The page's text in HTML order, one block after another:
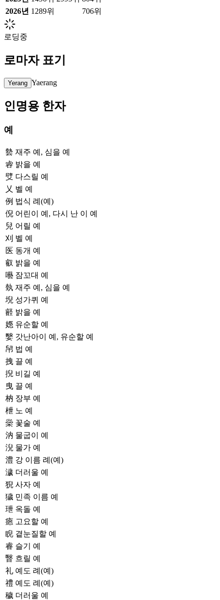
2026년 1289위 706위
로딩중
로마자 표기
Yerang Yaerang
인명용 한자
예
㙯 재주 예, 심을 예
䜭 밝을 예
䢃 다스릴 예
乂 벨 예
例 법식 례(예)
倪 어린이 예, 다시 난 이 예
兒 어릴 예
刈 벨 예
医 동개 예
叡 밝을 예
囈 잠꼬대 예
埶 재주 예, 심을 예
堄 성가퀴 예
壡 밝을 예
嫕 유순할 예
嫛 갓난아이 예, 유순할 예
帠 법 예
拽 끌 예
掜 비길 예
曳 끌 예
枘 장부 예
枻 노 예
橤 꽃술 예
汭 물굽이 예
淣 물가 예
澧 강 이름 례(예)
濊 더러울 예
猊 사자 예
獩 민족 이름 예
玴 옥돌 예
瘱 고요할 예
睨 곁눈질할 예
睿 슬기 예
瞖 흐릴 예
礼 예도 례(예)
禮 예도 례(예)
穢 더러울 예